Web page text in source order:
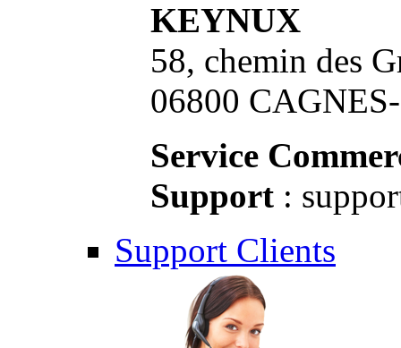
KEYNUX
58, chemin des
06800
Service
Support :
Support Clients